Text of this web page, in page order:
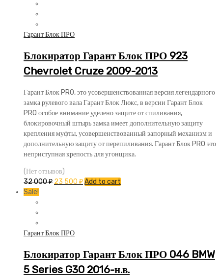
Гарант Блок ПРО
Блокиратор Гарант Блок ПРО 923
Chevrolet Cruze 2009-2013
Гарант Блок PRO, это усовершенствованная версия легендарного
замка рулевого вала Гарант Блок Люкс, в версии Гарант Блок
PRO особое внимание уделено защите от спиливания,
блокировочный штырь замка имеет дополнительную защиту
крепления муфты, усовершенствованный запорный механизм и
дополнительную защиту от перепиливания. Гарант Блок PRO это
неприступная крепость для угонщика.
(Нет отзывов)
32 000₽ 23 500 ₽Add to cart
Sale!
Гарант Блок ПРО
Блокиратор Гарант Блок ПРО 046 BMW
5 Series G30 2016-н.в.